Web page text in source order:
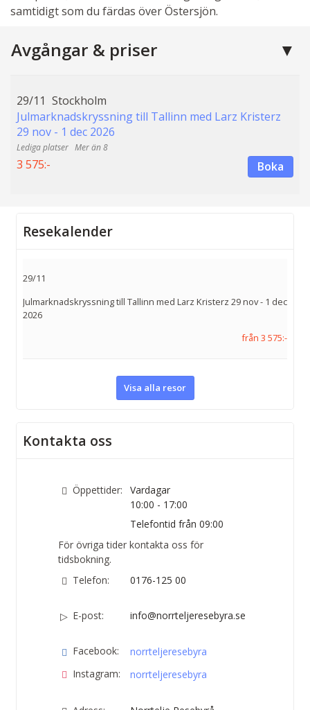
samtidigt som du färdas över Östersjön.
Avgångar & priser
29/11 Stockholm
Julmarknadskryssning till Tallinn med Larz Kristerz
29 nov - 1 dec 2026
Mer än 8
3 575:- Boka
Resekalender
29/11
Julmarknadskryssning till Tallinn med Larz Kristerz 29 nov - 1 dec
2026
från 3 575:-
Visa alla resor
Kontakta oss
Öppettider:
Vardagar
10:00 - 17:00
Telefontid från 09:00
För övriga tider kontakta oss för
tidsbokning.
Telefon:
0176-125 00
E-post: info@norrteljeresebyra.se
Facebook:
norrteljeresebyra
Instagram:
norrteljeresebyra